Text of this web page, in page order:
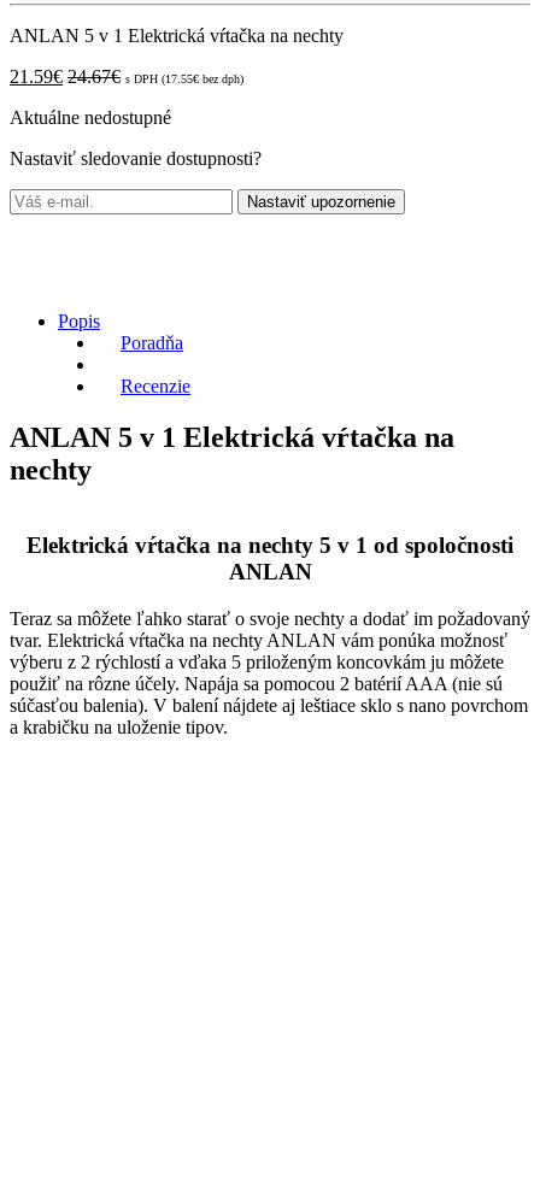
ANLAN 5 v 1 Elektrická vŕtačka na nechty
21.59€ 24.67€ s DPH (17.55€ bez dph)
Aktuálne nedostupné
Nastaviť sledovanie dostupnosti?
Nastaviť upozornenie
Popis
Poradňa
Recenzie
ANLAN 5 v 1 Elektrická vŕtačka na
nechty
Elektrická vŕtačka na nechty 5 v 1 od spoločnosti
ANLAN
Teraz sa môžete ľahko starať o svoje nechty a dodať im požadovaný
tvar. Elektrická vŕtačka na nechty ANLAN vám ponúka možnosť
výberu z 2 rýchlostí a vďaka 5 priloženým koncovkám ju môžete
použiť na rôzne účely. Napája sa pomocou 2 batérií AAA (nie sú
súčasťou balenia). V balení nájdete aj leštiace sklo s nano povrchom
a krabičku na uloženie tipov.